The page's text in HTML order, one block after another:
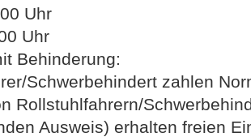
Uhr
Uhr
Behinderung:
Schwerbehindert zahlen
Rollstuhlfahrern/
Ausweis) erhalten freien